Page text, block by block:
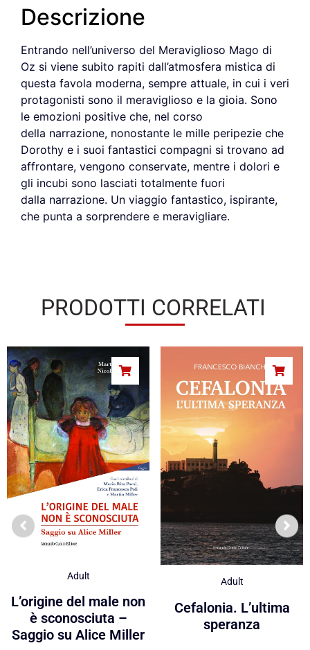
Descrizione
Entrando nell’universo del Meraviglioso Mago di
Oz si viene subito rapiti dall’atmosfera mistica di
questa favola moderna, sempre attuale, in cui i veri
protagonisti sono il meraviglioso e la gioia. Sono
le emozioni positive che, nel corso
della narrazione, nonostante le mille peripezie che
Dorothy e i suoi fantastici compagni si trovano ad
affrontare, vengono conservate, mentre i dolori e
gli incubi sono lasciati totalmente fuori
dalla narrazione. Un viaggio fantastico, ispirante,
che punta a sorprendere e meravigliare.
PRODOTTI CORRELATI
Adult
L’origine del male non
è sconosciuta –
Saggio su Alice Miller
Adult
Cefalonia. L’ultima
speranza